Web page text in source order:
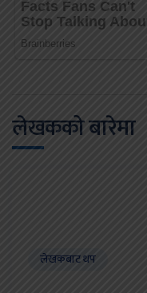
लेखकको बारेमा
लेखकबाट थप